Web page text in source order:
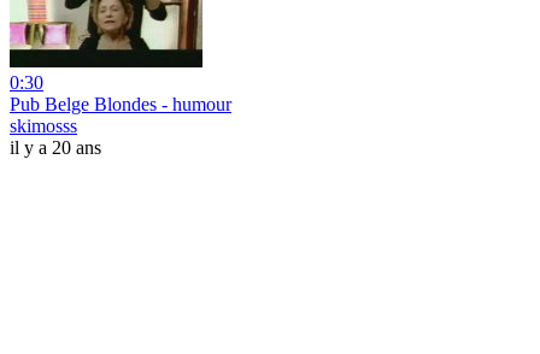
0:30
Pub Belge Blondes - humour
skimosss
il y a 20 ans